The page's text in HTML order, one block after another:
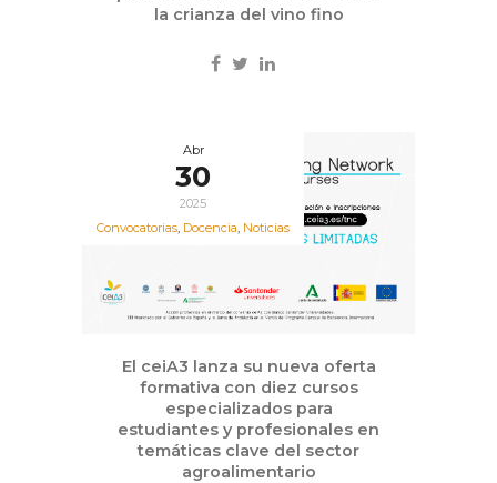
la crianza del vino fino
Abr
30
2025
Convocatorias, Docencia, Noticias
El ceiA3 lanza su nueva oferta
formativa con diez cursos
especializados para
estudiantes y profesionales en
temáticas clave del sector
agroalimentario